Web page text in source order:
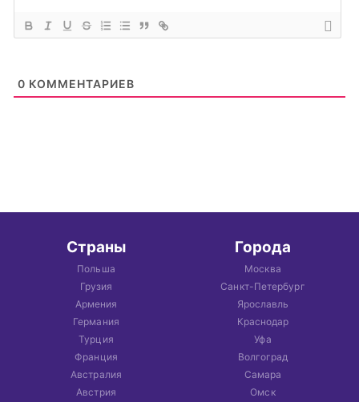
0 КОММЕНТАРИЕВ
Страны
Польша
Грузия
Армения
Германия
Турция
Франция
Австралия
Австрия
Города
Москва
Санкт-Петербург
Ярославль
Краснодар
Уфа
Волгоград
Самара
Омск